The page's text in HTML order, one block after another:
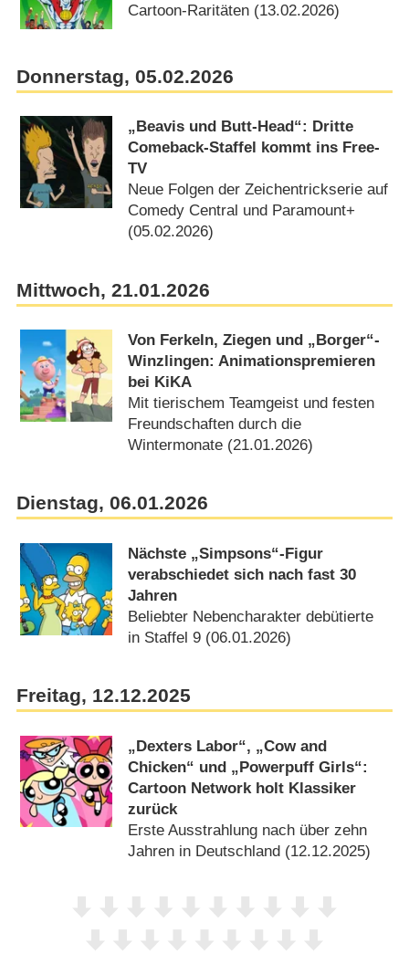
Cartoon-Raritäten (13.02.2026)
Donnerstag, 05.02.2026
„Beavis und Butt-Head“: Dritte
Comeback-Staffel kommt ins Free-
TV
Neue Folgen der Zeichentrickserie auf
Comedy Central und Paramount+
(05.02.2026)
Mittwoch, 21.01.2026
Von Ferkeln, Ziegen und „Borger“-
Winzlingen: Animationspremieren
bei KiKA
Mit tierischem Teamgeist und festen
Freundschaften durch die
Wintermonate (21.01.2026)
Dienstag, 06.01.2026
Nächste „Simpsons“-Figur
verabschiedet sich nach fast 30
Jahren
Beliebter Nebencharakter debütierte
in Staffel 9 (06.01.2026)
Freitag, 12.12.2025
„Dexters Labor“, „Cow and
Chicken“ und „Powerpuff Girls“:
Cartoon Network holt Klassiker
zurück
Erste Ausstrahlung nach über zehn
Jahren in Deutschland (12.12.2025)